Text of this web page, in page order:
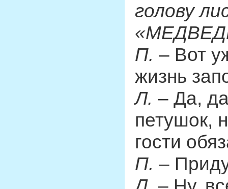
голову
П. – Вот
жизнь
Л. – Да,
петушок,
гости
П. –